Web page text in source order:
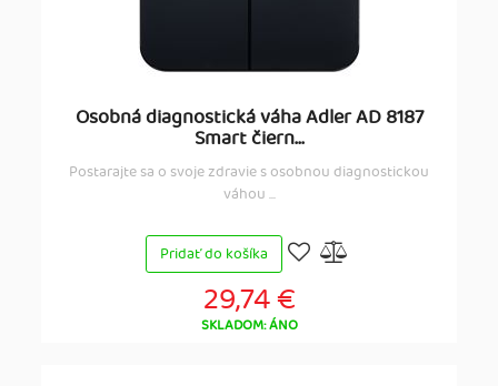
Osobná diagnostická váha Adler AD 8187
Smart čiern...
Postarajte sa o svoje zdravie s osobnou diagnostickou
váhou ...
Pridať do košíka
29,74 €
SKLADOM: ÁNO